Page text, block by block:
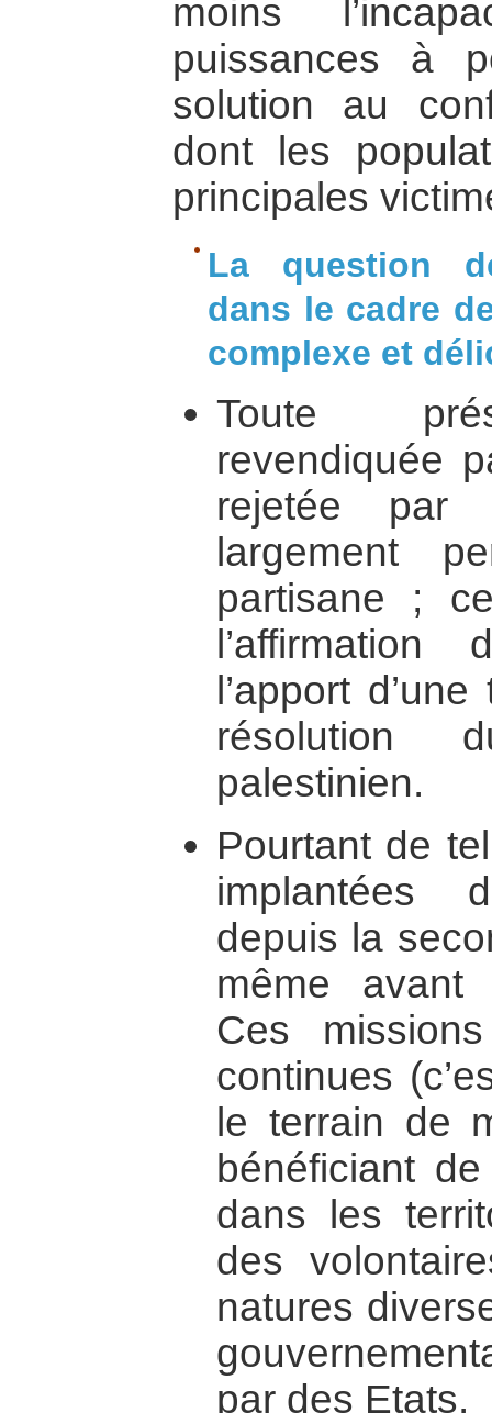
moins
puissances à
solution au
dont les
principales
La question
dans le cadre
complexe et
Toute
revendiquée
rejetée par
largement
partisane ;
l’apport
résolution
palestinien.
Pourtant de
implantées
depuis la
même avant
Ces
continues
le terrain de
bénéficiant
dans les
des
natures
par des Etats.